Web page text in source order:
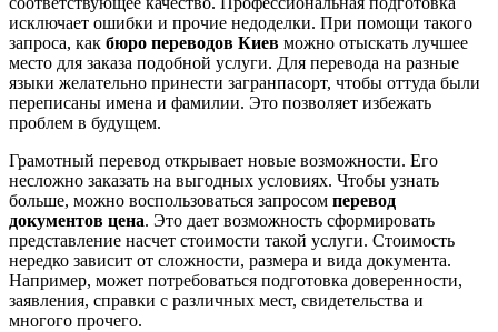
исключает ошибки и прочие недоделки. При помощи такого
запроса, как бюро переводов Киев можно отыскать лучшее
место для заказа подобной услуги. Для перевода на разные
языки желательно принести загранпасорт, чтобы оттуда были
переписаны имена и фамилии. Это позволяет избежать
проблем в будущем.
Грамотный перевод открывает новые возможности. Его
несложно заказать на выгодных условиях. Чтобы узнать
больше, можно воспользоваться запросом перевод
документов цена. Это дает возможность сформировать
представление насчет стоимости такой услуги. Стоимость
нередко зависит от сложности, размера и вида документа.
Например, может потребоваться подготовка доверенности,
заявления, справки с различных мест, свидетельства и
многого прочего.